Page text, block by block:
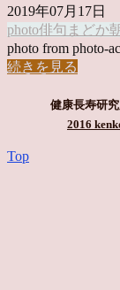
2019年07月17日
photo俳句 まどか
photo from photo-
続きを見る
健康長寿研
2016
Top